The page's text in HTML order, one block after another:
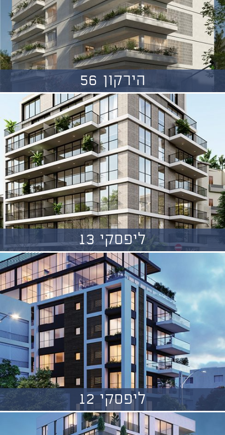
הירקון 56
ליפסקי 13
ליפסקי 12